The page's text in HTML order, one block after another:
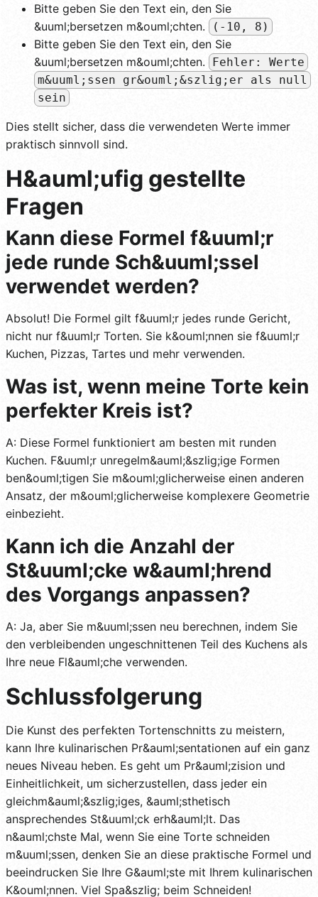
Bitte geben Sie den Text ein, den Sie
&uuml;bersetzen m&ouml;chten.
(-10, 8)
Bitte geben Sie den Text ein, den Sie
&uuml;bersetzen m&ouml;chten.
Fehler: Werte
m&uuml;ssen gr&ouml;&szlig;er als null
sein
Dies stellt sicher, dass die verwendeten Werte immer
praktisch sinnvoll sind.
H&auml;ufig gestellte
Fragen
Kann diese Formel f&uuml;r
jede runde Sch&uuml;ssel
verwendet werden?
Absolut! Die Formel gilt f&uuml;r jedes runde Gericht,
nicht nur f&uuml;r Torten. Sie k&ouml;nnen sie f&uuml;r
Kuchen, Pizzas, Tartes und mehr verwenden.
Was ist, wenn meine Torte kein
perfekter Kreis ist?
A: Diese Formel funktioniert am besten mit runden
Kuchen. F&uuml;r unregelm&auml;&szlig;ige Formen
ben&ouml;tigen Sie m&ouml;glicherweise einen anderen
Ansatz, der m&ouml;glicherweise komplexere Geometrie
einbezieht.
Kann ich die Anzahl der
St&uuml;cke w&auml;hrend
des Vorgangs anpassen?
A: Ja, aber Sie m&uuml;ssen neu berechnen, indem Sie
den verbleibenden ungeschnittenen Teil des Kuchens als
Ihre neue Fl&auml;che verwenden.
Schlussfolgerung
Die Kunst des perfekten Tortenschnitts zu meistern,
kann Ihre kulinarischen Pr&auml;sentationen auf ein ganz
neues Niveau heben. Es geht um Pr&auml;zision und
Einheitlichkeit, um sicherzustellen, dass jeder ein
gleichm&auml;&szlig;iges, &auml;sthetisch
ansprechendes St&uuml;ck erh&auml;lt. Das
n&auml;chste Mal, wenn Sie eine Torte schneiden
m&uuml;ssen, denken Sie an diese praktische Formel und
beeindrucken Sie Ihre G&auml;ste mit Ihrem kulinarischen
K&ouml;nnen. Viel Spa&szlig; beim Schneiden!